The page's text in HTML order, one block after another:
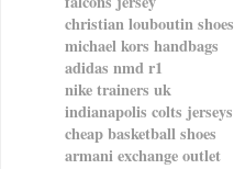
christian louboutin shoes
michael kors handbags
adidas nmd r1
nike trainers uk
indianapolis colts jerseys
cheap basketball shoes
armani exchange outlet